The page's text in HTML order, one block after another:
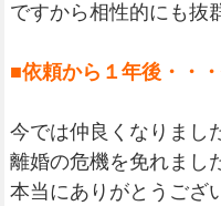
ですから相性的にも抜
■依頼から１年後・・
今では仲良くなりまし
離婚の危機を免れまし
本当にありがとうござ